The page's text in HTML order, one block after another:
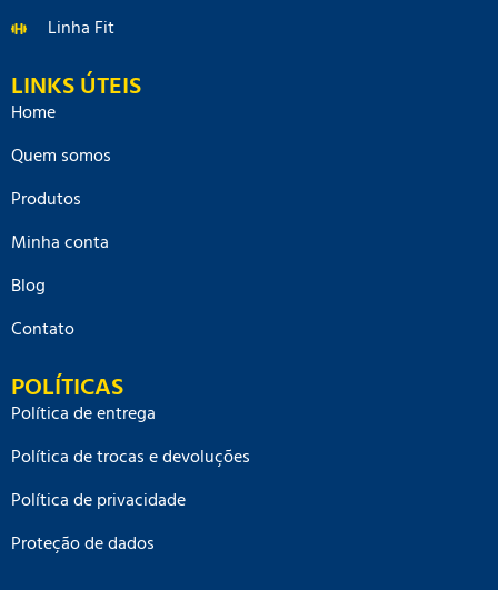
Linha Fit
LINKS ÚTEIS
Home
Quem somos
Produtos
Minha conta
Blog
Contato
POLÍTICAS
Política de entrega
Política de trocas e devoluções
Política de privacidade
Proteção de dados